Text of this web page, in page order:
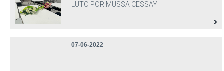
LUTO POR MUSSA CESSAY
07-06-2022